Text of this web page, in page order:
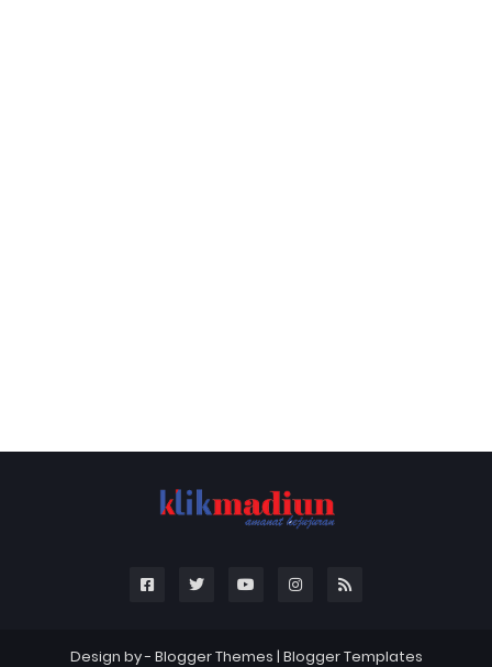
Design by - Blogger Themes | Blogger Templates